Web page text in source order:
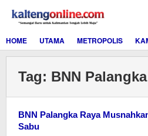
konten
HOME
UTAMA METROPOLIS
Tag: BNN
BNN Palangka Raya
Sabu